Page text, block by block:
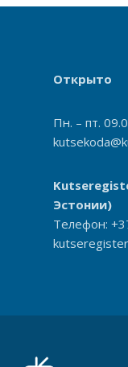
Открыто
Пн. – пт.
Эстонии)
Телефон: